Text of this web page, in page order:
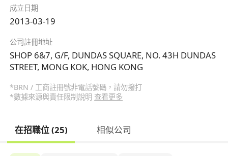
成立日期
2013-03-19
公司註冊地址
SHOP 6&7, G/F, DUNDAS SQUARE, NO. 43H DUNDAS
STREET, MONG KOK, HONG KONG
*BRN / 工商註冊號非電話號碼，請勿撥打
*數據來源與責任限制說明 查看更多
在招職位 (25) 相似公司